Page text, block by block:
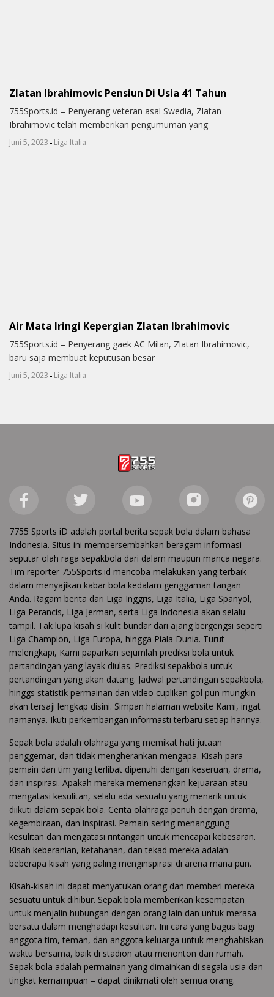
Zlatan Ibrahimovic Pensiun Di Usia 41 Tahun
755Sports.id – Penyerang veteran asal Swedia, Zlatan
Ibrahimovic telah memberikan pengumuman yang
Juni 5, 2023 - Liga Italia
Air Mata Iringi Kepergian Zlatan Ibrahimovic
755Sports.id – Penyerang gaek AC Milan, Zlatan Ibrahimovic,
baru saja membuat keputusan besar
Juni 5, 2023 - Liga Italia
7755 Sports iD adalah portal berita sepak bola dalam bahasa
Indonesia. Situs ini mempersembahkan beragam informasi
seputar olah raga sepakbola dari dalam maupun manca negara.
Tim reporter 755Sports.id mencoba melakukan yang terbaik
dalam menyajikan kabar bola kedalam genggaman tangan
Anda. Ragam berita dari Liga Inggris, Liga Italia, Liga Spanyol,
Liga Perancis, Liga Jerman, serta Liga Indonesia akan selalu
tampil. Tak lupa kisah si kulit bundar dari ajang bergengsi seperti
Liga Champion, Liga Europa, hingga Piala Dunia. Turut
melengkapi, Kami paparkan sejumlah prediksi bola untuk
pertandingan yang layak diulas. Prediksi sepakbola untuk
pertandingan yang akan datang. Jadwal pertandingan sepakbola,
hinggs statistik permainan dan video cuplikan gol pun mungkin
akan tersaji lengkap disini. Simpan halaman website Kami, ingat
namanya. Ikuti perkembangan informasti terbaru setiap harinya.
Sepak bola adalah olahraga yang memikat hati jutaan
penggemar, dan tidak mengherankan mengapa. Kisah para
pemain dan tim yang terlibat dipenuhi dengan keseruan, drama,
dan inspirasi. Apakah mereka memenangkan kejuaraan atau
mengatasi kesulitan, selalu ada sesuatu yang menarik untuk
diikuti dalam sepak bola. Cerita olahraga penuh dengan drama,
kegembiraan, dan inspirasi. Pemain sering menanggung
kesulitan dan mengatasi rintangan untuk mencapai kebesaran.
Kisah keberanian, ketahanan, dan tekad mereka adalah
beberapa kisah yang paling menginspirasi di arena mana pun.
Kisah-kisah ini dapat menyatukan orang dan memberi mereka
sesuatu untuk dihibur. Sepak bola memberikan kesempatan
untuk menjalin hubungan dengan orang lain dan untuk merasa
bersatu dalam menghadapi kesulitan. Ini cara yang bagus bagi
anggota tim, teman, dan anggota keluarga untuk menghabiskan
waktu bersama, baik di stadion atau menonton dari rumah.
Sepak bola adalah permainan yang dimainkan di segala usia dan
tingkat kemampuan – dapat dinikmati oleh semua orang.